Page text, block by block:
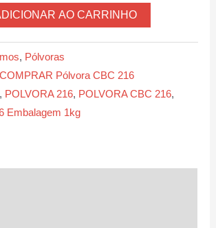
AO CARRINHO
, Pólvoras
COMPRAR Pólvora CBC 216
, POLVORA 216, POLVORA CBC 216,
Embalagem 1kg